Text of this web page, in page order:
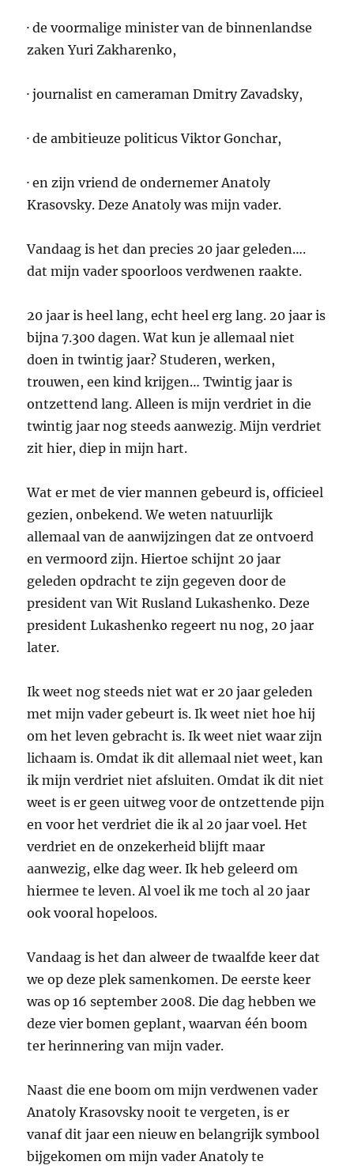
· de voormalige minister van de binnenlandse
zaken Yuri Zakharenko,
· journalist en cameraman Dmitry Zavadsky,
· de ambitieuze politicus Viktor Gonchar,
· en zijn vriend de ondernemer Anatoly
Krasovsky. Deze Anatoly was mijn vader.
Vandaag is het dan precies 20 jaar geleden….
dat mijn vader spoorloos verdwenen raakte.
20 jaar is heel lang, echt heel erg lang. 20 jaar is
bijna 7.300 dagen. Wat kun je allemaal niet
doen in twintig jaar? Studeren, werken,
trouwen, een kind krijgen… Twintig jaar is
ontzettend lang. Alleen is mijn verdriet in die
twintig jaar nog steeds aanwezig. Mijn verdriet
zit hier, diep in mijn hart.
Wat er met de vier mannen gebeurd is, officieel
gezien, onbekend. We weten natuurlijk
allemaal van de aanwijzingen dat ze ontvoerd
en vermoord zijn. Hiertoe schijnt 20 jaar
geleden opdracht te zijn gegeven door de
president van Wit Rusland Lukashenko. Deze
president Lukashenko regeert nu nog, 20 jaar
later.
Ik weet nog steeds niet wat er 20 jaar geleden
met mijn vader gebeurt is. Ik weet niet hoe hij
om het leven gebracht is. Ik weet niet waar zijn
lichaam is. Omdat ik dit allemaal niet weet, kan
ik mijn verdriet niet afsluiten. Omdat ik dit niet
weet is er geen uitweg voor de ontzettende pijn
en voor het verdriet die ik al 20 jaar voel. Het
verdriet en de onzekerheid blijft maar
aanwezig, elke dag weer. Ik heb geleerd om
hiermee te leven. Al voel ik me toch al 20 jaar
ook vooral hopeloos.
Vandaag is het dan alweer de twaalfde keer dat
we op deze plek samenkomen. De eerste keer
was op 16 september 2008. Die dag hebben we
deze vier bomen geplant, waarvan één boom
ter herinnering van mijn vader.
Naast die ene boom om mijn verdwenen vader
Anatoly Krasovsky nooit te vergeten, is er
vanaf dit jaar een nieuw en belangrijk symbool
bijgekomen om mijn vader Anatoly te